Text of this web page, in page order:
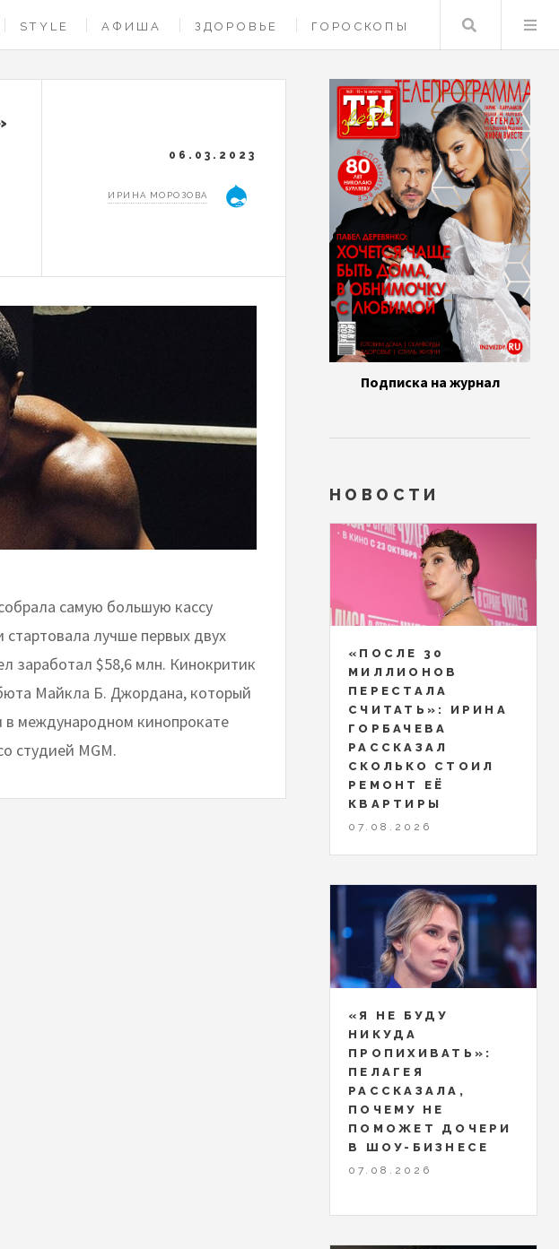
STYLE АФИША ЗДОРОВЬЕ ГОРОСКОПЫ Поиск
06.03.2023
ИРИНА МОРОЗОВА
самую большую кассу
лучше первых двух
заработал $58,6 млн. Кинокритик
Майкла Б. Джордана, который
международном кинопрокате
студией MGM.
Подписка на журнал
НОВОСТИ
«ПОСЛЕ 30
МИЛЛИОНОВ
ПЕРЕСТАЛА
СЧИТАТЬ»: ИРИНА
ГОРБАЧЕВА
РАССКАЗАЛ
СКОЛЬКО СТОИЛ
РЕМОНТ ЕЁ
КВАРТИРЫ
07.08.2026
«Я НЕ БУДУ
НИКУДА
ПРОПИХИВАТЬ»:
ПЕЛАГЕЯ
РАССКАЗАЛА,
ПОЧЕМУ НЕ
ПОМОЖЕТ ДОЧЕРИ
В ШОУ-БИЗНЕСЕ
07.08.2026